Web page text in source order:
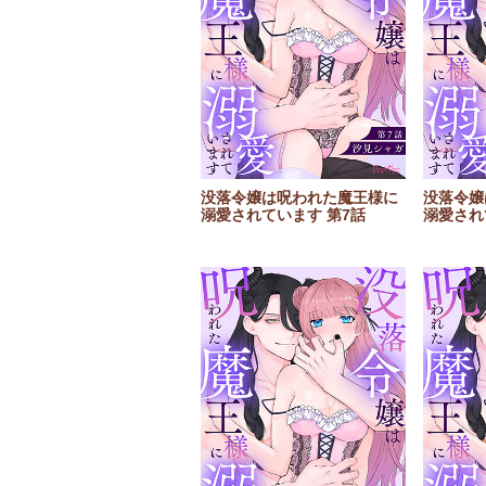
没落令嬢は呪われた魔王様に
溺愛されています 第7話
没落令
溺愛さ